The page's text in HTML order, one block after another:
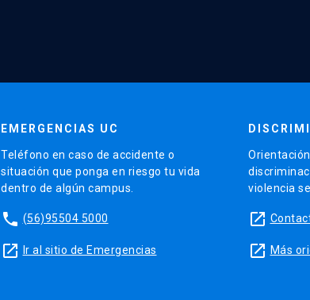
EMERGENCIAS UC
Teléfono en caso de accidente o
situación que ponga en riesgo tu vida
dentro de algún campus.
phone (56)95504 5000
launch Ir al sitio de Emergencias
violencia
launch
launch Más